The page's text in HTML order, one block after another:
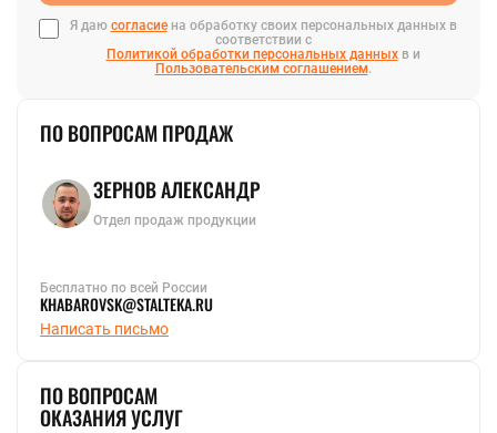
Я даю согласиена обработку своих персональных данных в
соответствии с
Политикой обработки персональных данныхв и
Пользовательским соглашением.
ПО ВОПРОСАМ ПРОДАЖ
ЗЕРНОВ АЛЕКСАНДР
Отдел продаж продукции
Бесплатно по всей России
KHABAROVSK@STALTEKA.RU
Написать письмо
ПО ВОПРОСАМ
ОКАЗАНИЯ УСЛУГ